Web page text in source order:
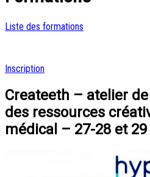
Liste des formations
Inscription
Createeth – atelier
des ressources
médical – 27-28 et